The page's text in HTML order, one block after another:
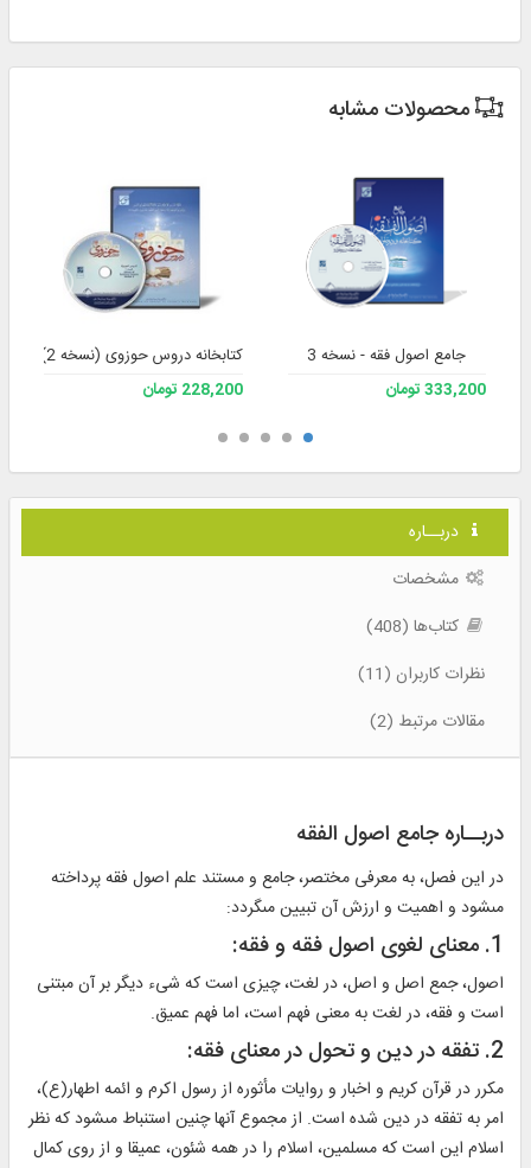
محصولات مشابه
جامع اصول فقه - نسخه 3
333,200 تومان
کتابخانه دروس حوزوی (نسخه 2)
228,200 تومان
دربــاره
مشخصات
کتاب‌ها (408)
نظرات کاربران (11)
مقالات مرتبط (2)
دربــاره جامع اصول الفقه
در اين فصل، به معرفى مختصر، جامع و مستند علم اصول فقه پرداخته
مى‏شود و اهميت و ارزش آن تبيين مى‏گردد:
1. معناى لغوى اصول فقه و فقه:
اصول، جمع اصل و اصل، در لغت، چيزى است كه شى‏ء ديگر بر آن مبتنى
است و فقه، در لغت به معنى فهم است، اما فهم عميق.
2. تفقه در دين و تحول در معناى فقه:
مكرر در قرآن كريم و اخبار و روايات مأثوره از رسول اكرم و ائمه اطهار(ع)،
امر به تفقه در دين شده است. از مجموع آنها چنين استنباط مى‏شود كه نظر
اسلام اين است كه مسلمين، اسلام را در همه شئون، عميقا و از روى كمال